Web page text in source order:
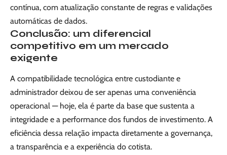
contínua, com atualização constante de regras e validações
automáticas de dados.
Conclusão: um diferencial
competitivo em um mercado
exigente
A compatibilidade tecnológica entre custodiante e
administrador deixou de ser apenas uma conveniência
operacional — hoje, ela é parte da base que sustenta a
integridade e a performance dos fundos de investimento. A
eficiência dessa relação impacta diretamente a governança,
a transparência e a experiência do cotista.